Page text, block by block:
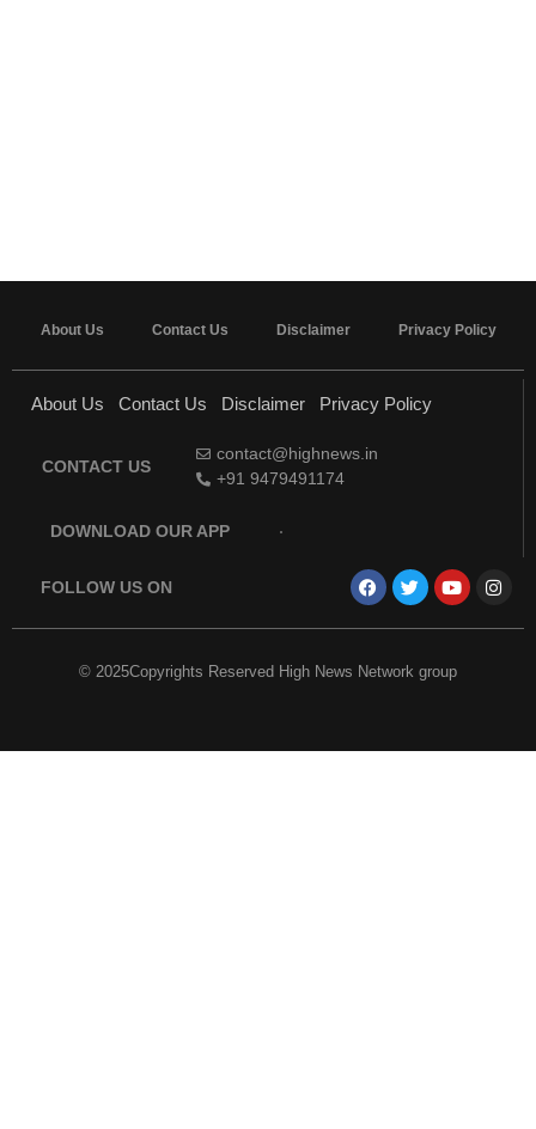
About Us Contact Us Disclaimer Privacy Policy
About Us Contact Us Disclaimer Privacy Policy
CONTACT US
contact@highnews.in
+91 9479491174
DOWNLOAD OUR APP
FOLLOW US ON
© 2025Copyrights Reserved High News Network group